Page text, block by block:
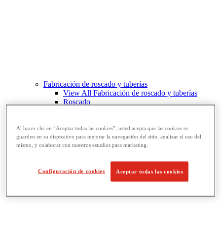
Fabricación de roscado y tuberías
View All Fabricación de roscado y tuberías
Roscado
Prensas y soportes de tornillo para tubos
Corte y fabricación de tubos
Al hacer clic en “Aceptar todas las cookies”, usted acepta que las cookies se
guarden en su dispositivo para mejorar la navegación del sitio, analizar el uso del
mismo, y colaborar con nuestros estudios para marketing.
Configuración de cookies Aceptar todas las cookies